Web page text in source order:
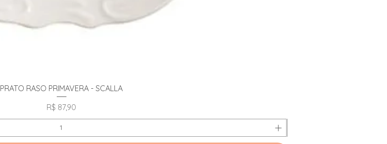
Visualização rápida
PRATO RASO PRIMAVERA - SCALLA
Preço
R$ 87,90